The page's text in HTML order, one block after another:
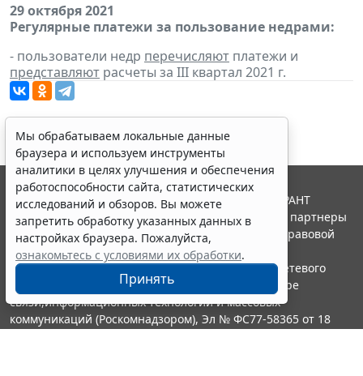
29 октября 2021
Регулярные платежи за пользование недрами:
- пользователи недр перечисляют платежи и
представляют расчеты за III квартал 2021 г.
Мы обрабатываем локальные данные
браузера и используем инструменты
аналитики в целях улучшения и обеспечения
работоспособности сайта, статистических
исследований и обзоров. Вы можете
запретить обработку указанных данных в
настройках браузера. Пожалуйста,
ознакомьтесь с условиями их обработки.
Принять
© ООО "НПП "ГАРАНТ-СЕРВИС", 2026. Система ГАРАНТ
выпускается с 1990 года. Компания "Гарант" и ее партнеры
являются участниками Российской ассоциации правовой
информации ГАРАНТ.
Портал ГАРАНТ.РУ зарегистрирован в качестве сетевого
издания Федеральной службой по надзору в сфере
связи,информационных технологий и массовых
коммуникаций (Роскомнадзором), Эл № ФС77-58365 от 18